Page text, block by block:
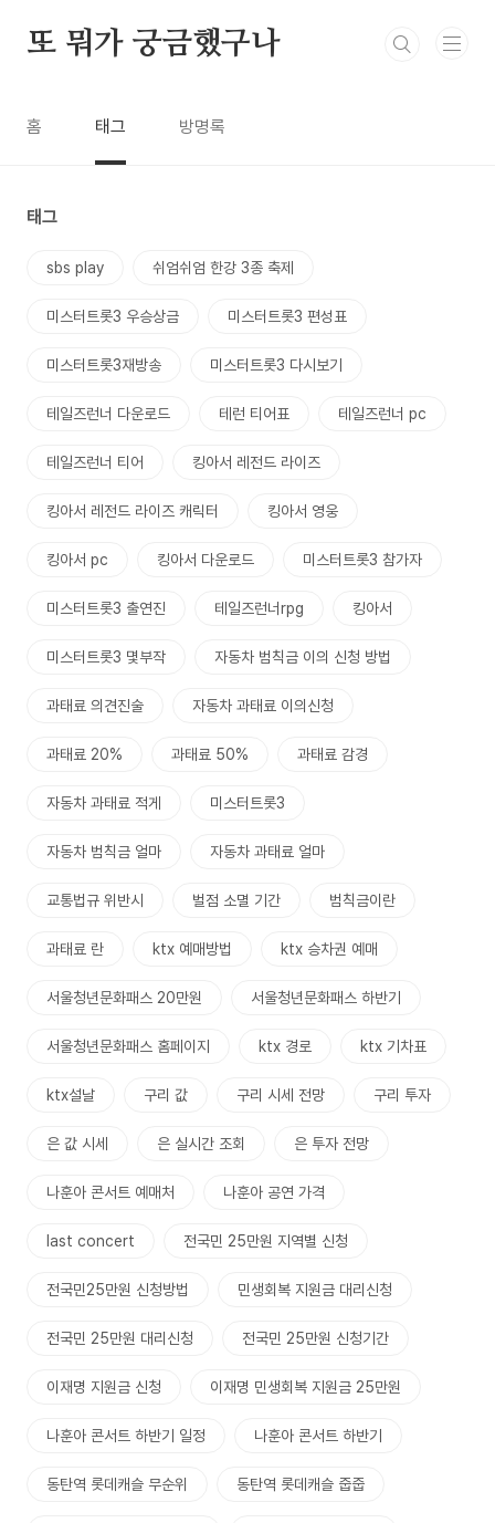
또 뭐가 궁금했구나
홈 태그 방명록
태그
sbs play 쉬엄쉬엄 한강 3종 축제
미스터트롯3 우승상금 미스터트롯3 편성표
미스터트롯3재방송 미스터트롯3 다시보기
테일즈런너 다운로드 테런 티어표 테일즈런너 pc
테일즈런너 티어 킹아서 레전드 라이즈
킹아서 레전드 라이즈 캐릭터 킹아서 영웅
킹아서 pc 킹아서 다운로드 미스터트롯3 참가자
미스터트롯3 출연진 테일즈런너rpg 킹아서
미스터트롯3 몇부작 자동차 범칙금 이의 신청 방법
과태료 의견진술 자동차 과태료 이의신청
과태료 20% 과태료 50% 과태료 감경
자동차 과태료 적게 미스터트롯3
자동차 범칙금 얼마 자동차 과태료 얼마
교통법규 위반시 벌점 소멸 기간 범칙금이란
과태료 란 ktx 예매방법 ktx 승차권 예매
서울청년문화패스 20만원 서울청년문화패스 하반기
서울청년문화패스 홈페이지 ktx 경로 ktx 기차표
ktx설날 구리 값 구리 시세 전망 구리 투자
은 값 시세 은 실시간 조회 은 투자 전망
나훈아 콘서트 예매처 나훈아 공연 가격
last concert 전국민 25만원 지역별 신청
전국민25만원 신청방법 민생회복 지원금 대리신청
전국민 25만원 대리신청 전국민 25만원 신청기간
이재명 지원금 신청 이재명 민생회복 지원금 25만원
나훈아 콘서트 하반기 일정 나훈아 콘서트 하반기
동탄역 롯데캐슬 무순위 동탄역 롯데캐슬 줍줍